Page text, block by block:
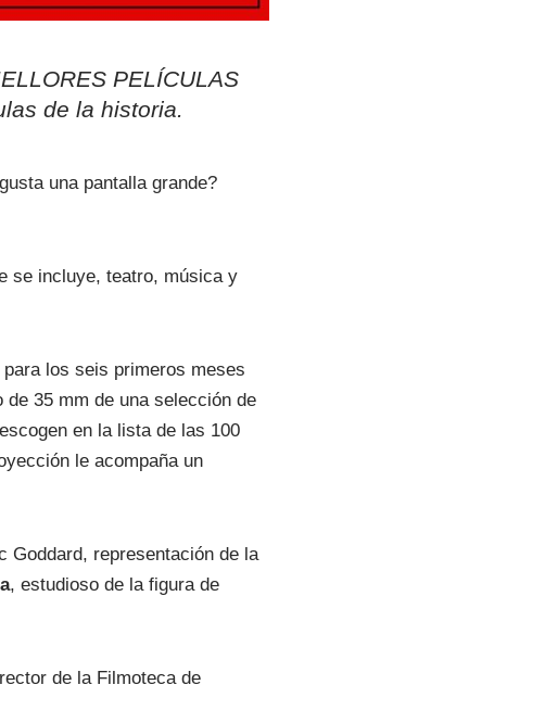
PELÍCULAS
de la historia.
una pantalla grande?
se incluye, teatro, música y
los seis primeros meses
35 mm de una selección de
en la lista de las 100
le acompaña un
Goddard, representación de la
, estudioso de la figura de
de la Filmoteca de